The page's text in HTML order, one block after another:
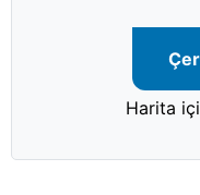
Harita